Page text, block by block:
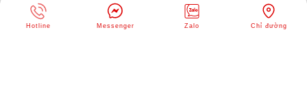
FANPAGE FACEBOOK
Hotline Messenger Zalo Chỉ đường